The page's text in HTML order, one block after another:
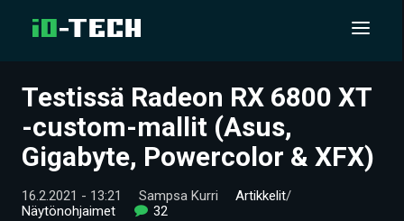
UUTISET
ARTIKKELIT
VIDEOT
Testissä Radeon RX 6800 XT
-custom-mallit (Asus,
Gigabyte, Powercolor & XFX)
16.2.2021 - 13:21 Sampsa Kurri Artikkelit/
Näytönohjaimet
32